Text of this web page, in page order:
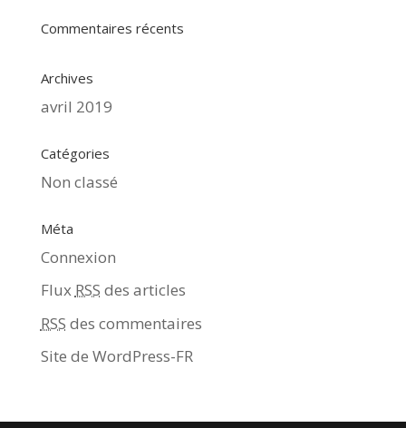
Commentaires récents
Archives
avril 2019
Catégories
Non classé
Méta
Connexion
Flux RSS des articles
RSS des commentaires
Site de WordPress-FR